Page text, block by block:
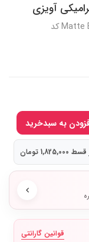
آویزی
Matte Black Ceramic Heart Padlock Dangle Charm کد
تومان
قوانین گارانتی